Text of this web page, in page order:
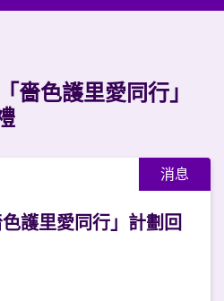
嗇色護里愛同行」
消息
護里愛同行」計劃回